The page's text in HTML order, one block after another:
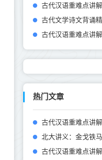
古代汉语重难点讲
古代汉语重难点讲
热门文章
古代汉语重难点讲